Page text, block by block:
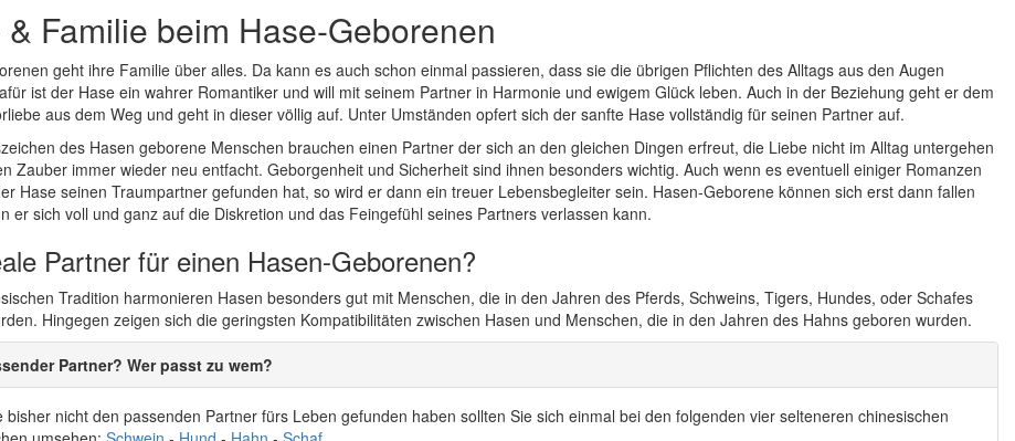
& Familie beim Hase-Geborenen
geht ihre Familie über alles. Da kann es auch schon einmal passieren, dass sie die übrigen Pflichten des Alltags aus den Augen
ist der Hase ein wahrer Romantiker und will mit seinem Partner in Harmonie und ewigem Glück leben. Auch in der Beziehung geht er dem
aus dem Weg und geht in dieser völlig auf. Unter Umständen opfert sich der sanfte Hase vollständig für seinen Partner auf.
des Hasen geborene Menschen brauchen einen Partner der sich an den gleichen Dingen erfreut, die Liebe nicht im Alltag untergehen
Zauber immer wieder neu entfacht. Geborgenheit und Sicherheit sind ihnen besonders wichtig. Auch wenn es eventuell einiger Romanzen
Hase seinen Traumpartner gefunden hat, so wird er dann ein treuer Lebensbegleiter sein. Hasen-Geborene können sich erst dann fallen
er sich voll und ganz auf die Diskretion und das Feingefühl seines Partners verlassen kann.
Partner für einen Hasen-Geborenen?
Tradition harmonieren Hasen besonders gut mit Menschen, die in den Jahren des Pferds, Schweins, Tigers, Hundes, oder Schafes
Hingegen zeigen sich die geringsten Kompatibilitäten zwischen Hasen und Menschen, die in den Jahren des Hahns geboren wurden.
Partner? Wer passt zu wem?
bisher nicht den passenden Partner fürs Leben gefunden haben sollten Sie sich einmal bei den folgenden vier selteneren chinesischen